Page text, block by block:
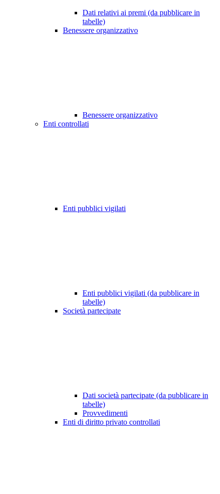
Dati relativi ai premi (da pubblicare in
tabelle)
Benessere organizzativo
Benessere organizzativo
Enti controllati
Enti pubblici vigilati
Enti pubblici vigilati (da pubblicare in
tabelle)
Società partecipate
Dati società partecipate (da pubblicare in
tabelle)
Provvedimenti
Enti di diritto privato controllati